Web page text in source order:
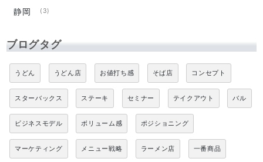
静岡 (3)
ブログタグ
うどん うどん店 お値打ち感 そば店 コンセプト
スターバックス ステーキ セミナー テイクアウト バル
ビジネスモデル ボリューム感 ポジショニング
マーケティング メニュー戦略 ラーメン店 一番商品